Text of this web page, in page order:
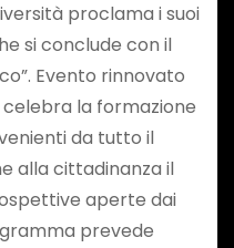
proclama i suoi
si conclude con il
Evento rinnovato
la formazione
da tutto il
alla cittadinanza il
aperte dai
prevede